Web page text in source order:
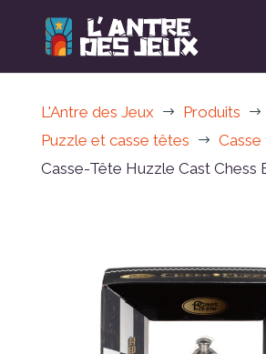
L'Antre des Jeux $ Produits $
Puzzle et casse têtes $
Casse-Tête Huzzle Cast Chess